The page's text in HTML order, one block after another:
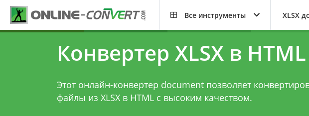
Все инструменты XLSX
Конвертер XLSX в HTML
Этот онлайн-конвертер document позволяет
файлы из XLSX в HTML с высоким качеством.